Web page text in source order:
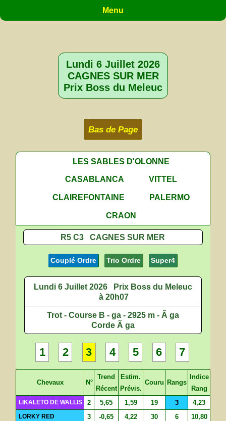
Menu
Lundi 6 Juillet 2026
CAGNES SUR MER
Prix Boss du Meleuc
Bas de Page
LES SABLES D'OLONNE
CASABLANCA
VITTEL
CLAIREFONTAINE
PALERMO
CRAON
R5 C3 CAGNES SUR MER
Couplé Ordre Trio Ordre Super4
Lundi 6 Juillet 2026
Prix Boss du Meleuc
à 20h07
Trot - Course B - ga - 2925 m - Ã ga
Corde Ã ga
1 2 3 4 5 6 7
Chevaux N°
Trend
Récent
Estim.
Prévis.
Couru Rangs
Indice
Rang
LIKALETO DE WALLIS 2 5,65 1,59 19 3 4,23
LORKY RED 3 -0,65 4,22 30 6 10,80